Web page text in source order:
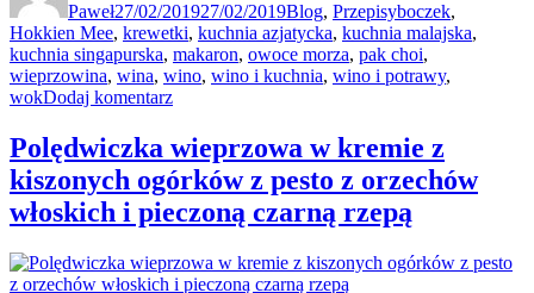
Paweł27/02/201927/02/2019Blog, Przepisyboczek,
Hokkien Mee, krewetki, kuchnia azjatycka, kuchnia malajska,
kuchnia singapurska, makaron, owoce morza, pak choi,
wieprzowina, wina, wino, wino i kuchnia, wino i potrawy,
wokDodaj komentarzdo
Mee
Polędwiczka wieprzowa w kremie z
kiszonych ogórków z pesto z orzechów
włoskich i pieczoną czarną rzepą